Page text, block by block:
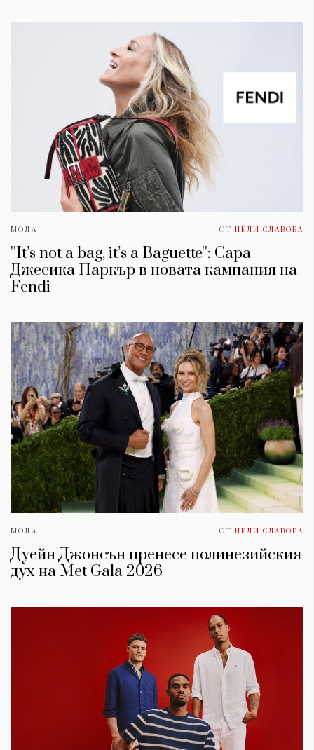
МОДА ОТ НЕЛИ СЛАВОВА
''It’s not a bag, it’s a Baguette'': Сара
Джесика Паркър в новата кампания на
Fendi
МОДА ОТ НЕЛИ СЛАВОВА
Дуейн Джонсън пренесе полинезийския
дух на Met Gala 2026